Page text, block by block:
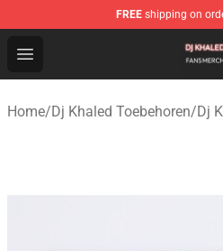
FREE shipping on
Open menu
Dj Khaled Shop - Official Dj
Home/Dj Khaled Toebehoren/Dj